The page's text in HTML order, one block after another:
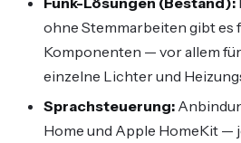
ohne Stemmarbeiten gibt es
Komponenten — vor allem
einzelne Lichter und
Sprachsteuerung:
Home und Apple HomeKit —